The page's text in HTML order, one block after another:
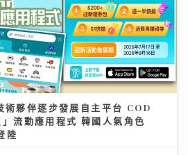
術夥伴逐步發展自主平台 COD
流動應用程式 韓國人氣角色
陸